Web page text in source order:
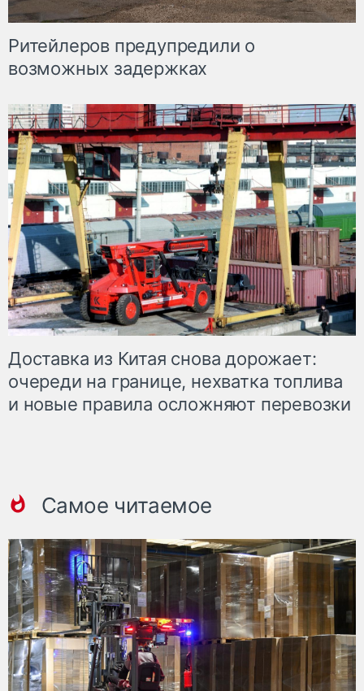
Ритейлеров предупредили о
возможных задержках
Доставка из Китая снова дорожает:
очереди на границе, нехватка топлива
и новые правила осложняют перевозки
Самое читаемое